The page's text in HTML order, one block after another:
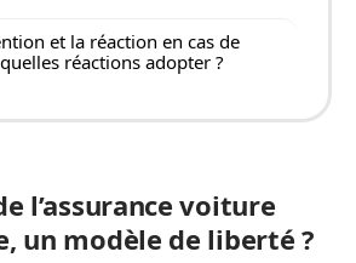
et la réaction en cas de
réactions adopter ?
l’assurance voiture
un modèle de liberté ?